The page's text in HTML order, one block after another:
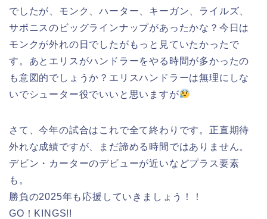
でしたが、モンク、ハーター、キーガン、ライルズ、
サボニスのビッグラインナップがあったかな？今日は
モンクが外れの日でしたがもっと見ていたかったで
す。あとエリスがハンドラーをやる時間が多かったの
も意図的でしょうか？エリスハンドラーは無理にしな
いでシューター役でいいと思いますが
さて、今年の試合はこれで全て終わりです。正直期待
外れな成績ですが、まだ諦める時間ではありません。
デビン・カーターのデビューが近いなどプラス要素
も。
勝負の2025年も応援していきましょう！！
GO！KINGS!!